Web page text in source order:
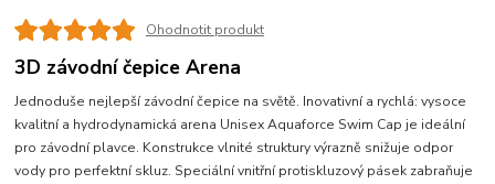
Ohodnotit produkt
3D závodní čepice Arena
Jednoduše nejlepší závodní čepice na světě. Inovativní a rychlá: vysoce
kvalitní a hydrodynamická arena Unisex Aquaforce Swim Cap je ideální
pro závodní plavce. Konstrukce vlnité struktury výrazně snižuje odpor
vody pro perfektní skluz. Speciální vnitřní protiskluzový pásek zabraňuje